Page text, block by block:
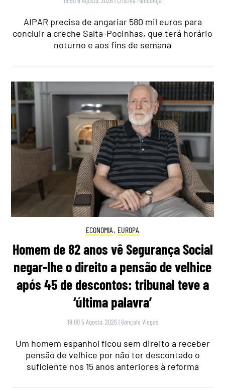
AIPAR precisa de angariar 580 mil euros para
concluir a creche Salta-Pocinhas, que terá horário
noturno e aos fins de semana
ECONOMIA , EUROPA
Homem de 82 anos vê Segurança Social
negar-lhe o direito a pensão de velhice
após 45 de descontos: tribunal teve a
‘última palavra’
19:00 5 Agosto, 2026 | Gonçalo Viegas
Um homem espanhol ficou sem direito a receber
pensão de velhice por não ter descontado o
suficiente nos 15 anos anteriores à reforma